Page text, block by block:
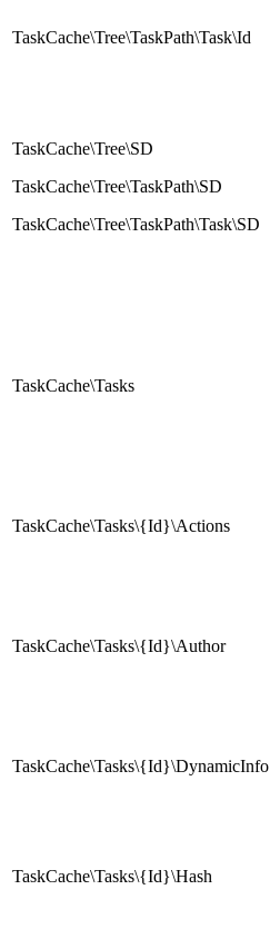
TaskCache\Tree\TaskPath\Task\Id
TaskCache\Tree\SD
TaskCache\Tree\TaskPath\SD
TaskCache\Tree\TaskPath\Task\SD
TaskCache\Tasks
TaskCache\Tasks\{Id}\Actions
TaskCache\Tasks\{Id}\Author
TaskCache\Tasks\{Id}\DynamicInfo
TaskCache\Tasks\{Id}\Hash